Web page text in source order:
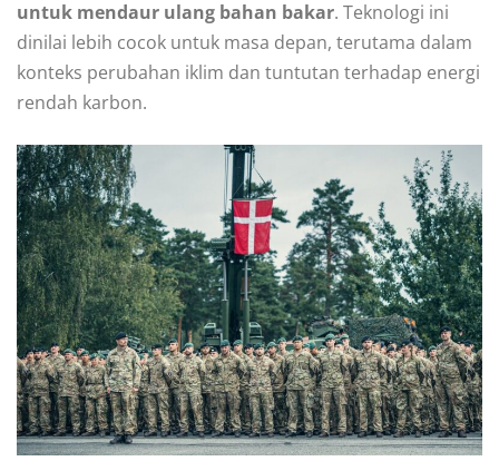
untuk mendaur ulang bahan bakar. Teknologi ini
dinilai lebih cocok untuk masa depan, terutama dalam
konteks perubahan iklim dan tuntutan terhadap energi
rendah karbon.